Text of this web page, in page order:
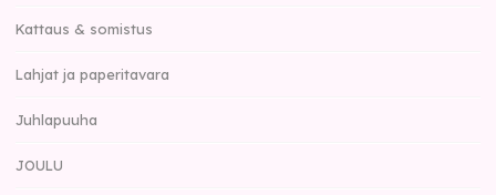
Kattaus & somistus
Lahjat ja paperitavara
Juhlapuuha
JOULU